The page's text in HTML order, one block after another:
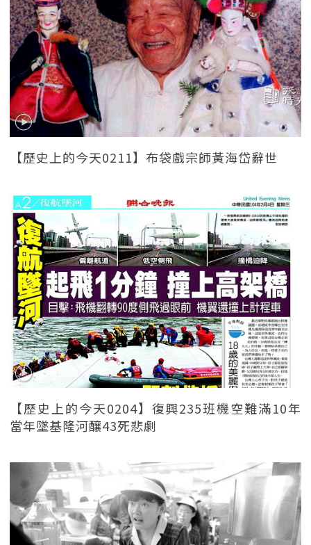
【歷史上的今天0211】布袋戲宗師黃海岱辭世
【歷史上的今天0204】復興235班機空難滿10年
當年墜基隆河釀43死悲劇